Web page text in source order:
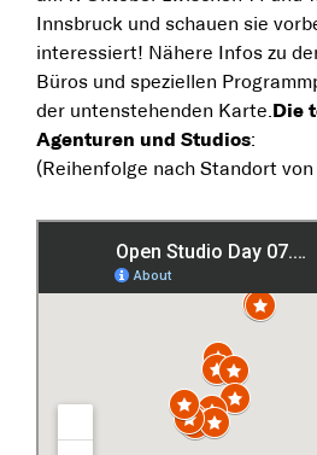
Innsbruck und schauen sie
interessiert! Nähere Infos zu
Büros und speziellen
der untenstehenden Karte. Die
Agenturen und Studios:
(Reihenfolge nach Standort von